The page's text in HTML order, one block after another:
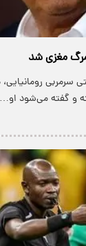
مرگ مغزی شد
رومانیایی،
و گفته می‌شود او…